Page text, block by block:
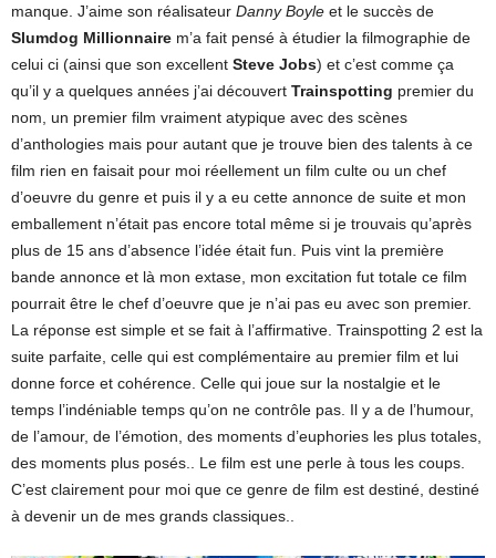
manque. J’aime son réalisateur Danny Boyle et le succès de
Slumdog Millionnaire m’a fait pensé à étudier la filmographie de
celui ci (ainsi que son excellent Steve Jobs) et c’est comme ça
qu’il y a quelques années j’ai découvert Trainspotting premier du
nom, un premier film vraiment atypique avec des scènes
d’anthologies mais pour autant que je trouve bien des talents à ce
film rien en faisait pour moi réellement un film culte ou un chef
d’oeuvre du genre et puis il y a eu cette annonce de suite et mon
emballement n’était pas encore total même si je trouvais qu’après
plus de 15 ans d’absence l’idée était fun. Puis vint la première
bande annonce et là mon extase, mon excitation fut totale ce film
pourrait être le chef d’oeuvre que je n’ai pas eu avec son premier.
La réponse est simple et se fait à l’affirmative. Trainspotting 2 est la
suite parfaite, celle qui est complémentaire au premier film et lui
donne force et cohérence. Celle qui joue sur la nostalgie et le
temps l’indéniable temps qu’on ne contrôle pas. Il y a de l’humour,
de l’amour, de l’émotion, des moments d’euphories les plus totales,
des moments plus posés.. Le film est une perle à tous les coups.
C’est clairement pour moi que ce genre de film est destiné, destiné
à devenir un de mes grands classiques..